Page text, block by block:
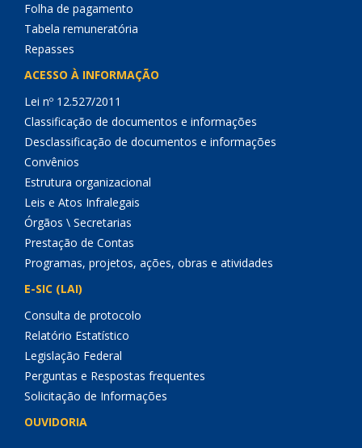
Folha de pagamento
Tabela remuneratória
Repasses
ACESSO À INFORMAÇÃO
Lei nº 12.527/2011
Classificação de documentos e informações
Desclassificação de documentos e informações
Convênios
Estrutura organizacional
Leis e Atos Infralegais
Órgãos \ Secretarias
Prestação de Contas
Programas, projetos, ações, obras e atividades
E-SIC (LAI)
Consulta de protocolo
Relatório Estatístico
Legislação Federal
Perguntas e Respostas frequentes
Solicitação de Informações
OUVIDORIA